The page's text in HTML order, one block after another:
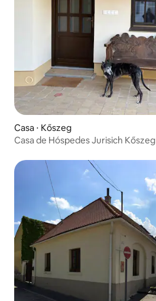
Casa ⋅ Kőszeg
Casa de Hóspedes Jurisich Kőszeg